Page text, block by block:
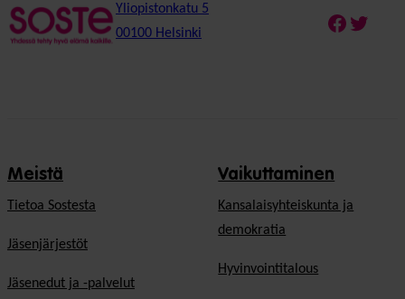
Yliopistonkatu 5
00100 Helsinki
Meistä
Tietoa Sostesta
Jäsenjärjestöt
Jäsenedut ja -palvelut
Vaikuttaminen
Kansalaisyhteiskunta ja
demokratia
Hyvinvointitalous